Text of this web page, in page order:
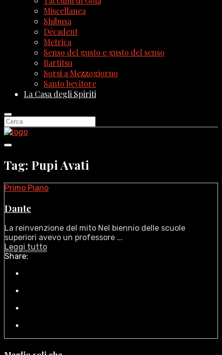
Miscellanea
Shibusa
Décadent
Metrica
Senso del gusto e gusto del senso
Bartitsu
Sorsi a Mezzogiorno
Santo bevitore
La Casa degli Spiriti
Tag: Pupi Avati
Primo Piano
Dante
La reinvenzione del mito Nel biennio delle scuole
superiori avevo un professore ...
Leggi tutto
Share: